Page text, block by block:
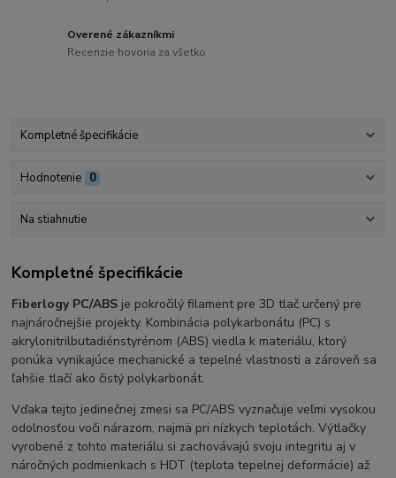
Overené zákazníkmi
Recenzie hovoria za všetko
Kompletné špecifikácie
Hodnotenie 0
Na stiahnutie
Kompletné špecifikácie
Fiberlogy PC/ABS je pokročilý filament pre 3D tlač určený pre
najnáročnejšie projekty. Kombinácia polykarbonátu (PC) s
akrylonitrilbutadiénstyrénom (ABS) viedla k materiálu, ktorý
ponúka vynikajúce mechanické a tepelné vlastnosti a zároveň sa
ľahšie tlačí ako čistý polykarbonát.
Vďaka tejto jedinečnej zmesi sa PC/ABS vyznačuje veľmi vysokou
odolnosťou voči nárazom, najmä pri nízkych teplotách. Výtlačky
vyrobené z tohto materiálu si zachovávajú svoju integritu aj v
náročných podmienkach s HDT (teplota tepelnej deformácie) až